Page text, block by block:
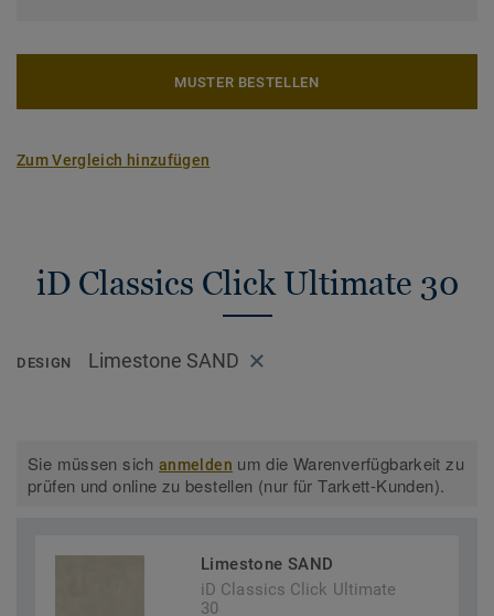
MUSTER BESTELLEN
Zum Vergleich hinzufügen
iD Classics Click Ultimate 30
DESIGN Limestone SAND
Sie müssen sichanmelden um die Warenverfügbarkeit zu
prüfen und online zu bestellen (nur für Tarkett-Kunden).
Limestone SAND
iD Classics Click Ultimate
30